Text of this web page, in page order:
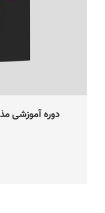
دوره آموزشی